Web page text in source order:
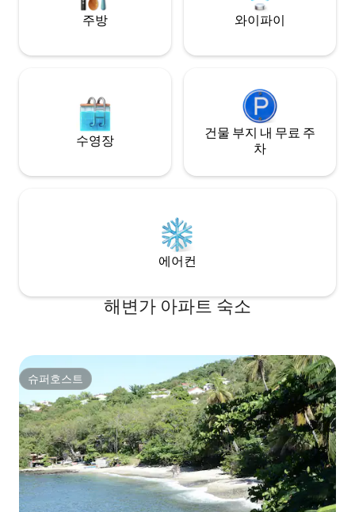
주방 와이파이
수영장
건물 부지 내 무료 주
차
에어컨
해변가 아파트 숙소
슈퍼호스트
슈퍼호스트